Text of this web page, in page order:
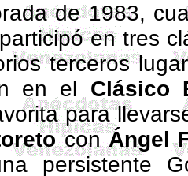
de 1983,
en tres
terceros
en el Clásico
para
conÁngel
persistente